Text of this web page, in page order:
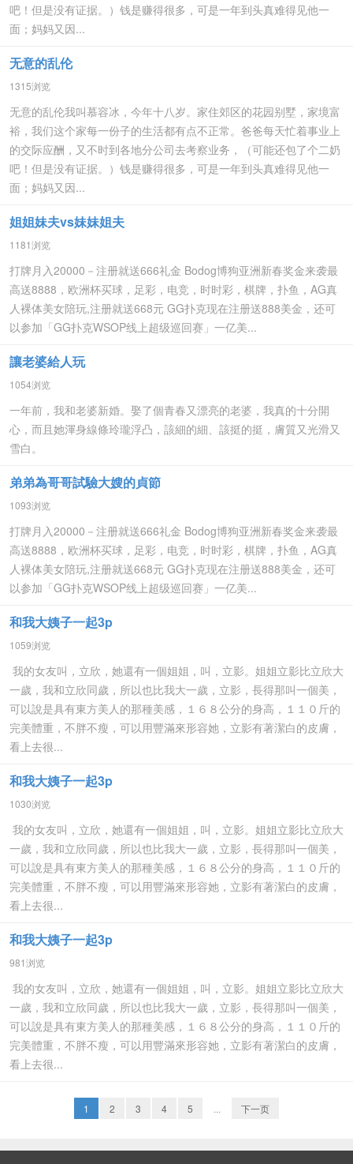
吧！但是没有证据。）钱是赚得很多，可是一年到头真难得见他一
面；妈妈又因...
无意的乱伦
1315浏览
无意的乱伦我叫慕容冰，今年十八岁。家住郊区的花园别墅，家境富
裕，我们这个家每一份子的生活都有点不正常。爸爸每天忙着事业上
的交际应酬，又不时到各地分公司去考察业务，（可能还包了个二奶
吧！但是没有证据。）钱是赚得很多，可是一年到头真难得见他一
面；妈妈又因...
姐姐妹夫vs妹妹姐夫
1181浏览
打牌月入20000－注册就送666礼金 Bodog博狗亚洲新春奖金来袭最
高送8888，欧洲杯买球，足彩，电竞，时时彩，棋牌，扑鱼，AG真
人裸体美女陪玩,注册就送668元 GG扑克现在注册送888美金，还可
以参加「GG扑克WSOP线上超级巡回赛」一亿美...
讓老婆給人玩
1054浏览
一年前，我和老婆新婚。娶了個青春又漂亮的老婆，我真的十分開
心，而且她渾身線條玲瓏浮凸，該細的細、該挺的挺，膚質又光滑又
雪白。
弟弟為哥哥試驗大嫂的貞節
1093浏览
打牌月入20000－注册就送666礼金 Bodog博狗亚洲新春奖金来袭最
高送8888，欧洲杯买球，足彩，电竞，时时彩，棋牌，扑鱼，AG真
人裸体美女陪玩,注册就送668元 GG扑克现在注册送888美金，还可
以参加「GG扑克WSOP线上超级巡回赛」一亿美...
和我大姨子一起3p
1059浏览
我的女友叫，立欣，她還有一個姐姐，叫，立影。姐姐立影比立欣大
一歲，我和立欣同歲，所以也比我大一歲，立影，長得那叫一個美，
可以說是具有東方美人的那種美感，１６８公分的身高，１１０斤的
完美體重，不胖不瘦，可以用豐滿來形容她，立影有著潔白的皮膚，
看上去很...
和我大姨子一起3p
1030浏览
我的女友叫，立欣，她還有一個姐姐，叫，立影。姐姐立影比立欣大
一歲，我和立欣同歲，所以也比我大一歲，立影，長得那叫一個美，
可以說是具有東方美人的那種美感，１６８公分的身高，１１０斤的
完美體重，不胖不瘦，可以用豐滿來形容她，立影有著潔白的皮膚，
看上去很...
和我大姨子一起3p
981浏览
我的女友叫，立欣，她還有一個姐姐，叫，立影。姐姐立影比立欣大
一歲，我和立欣同歲，所以也比我大一歲，立影，長得那叫一個美，
可以說是具有東方美人的那種美感，１６８公分的身高，１１０斤的
完美體重，不胖不瘦，可以用豐滿來形容她，立影有著潔白的皮膚，
看上去很...
1 2 3 4 5 下一页